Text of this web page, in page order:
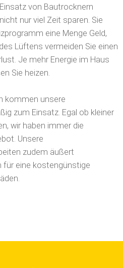
von Bautrocknern
nur viel Zeit sparen. Sie
eine Menge Geld,
Lüftens vermeiden Sie einen
Je mehr Energie im Haus
Sie heizen.
kommen unsere
zum Einsatz. Egal ob kleiner
wir haben immer die
Unsere
zudem äußert
für eine kostengünstige